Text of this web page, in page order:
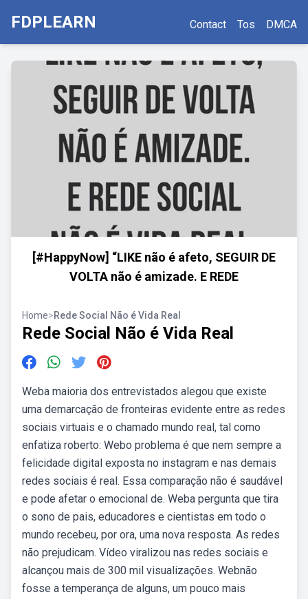
FDPLEARN Contact Tos DMCA
[#HappyNow] “LIKE não é afeto, SEGUIR DE
VOLTA não é amizade. E REDE
Home>Rede Social Não é Vida Real
Rede Social Não é Vida Real
Weba maioria dos entrevistados alegou que existe
uma demarcação de fronteiras evidente entre as redes
sociais virtuais e o chamado mundo real, tal como
enfatiza roberto: Webo problema é que nem sempre a
felicidade digital exposta no instagram e nas demais
redes sociais é real. Essa comparação não é saudável
e pode afetar o emocional de. Weba pergunta que tira
o sono de pais, educadores e cientistas em todo o
mundo recebeu, por ora, uma nova resposta. As redes
não prejudicam. Vídeo viralizou nas redes sociais e
alcançou mais de 300 mil visualizações. Webnão
fosse a temperança de alguns, um pouco mais